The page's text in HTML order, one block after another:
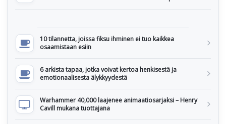
10 tilannetta, joissa fiksu ihminen ei tuo kaikkea
osaamistaan esiin
6 arkista tapaa, jotka voivat kertoa henkisestä ja
emotionaalisesta älykkyydestä
Warhammer 40,000 laajenee animaatiosarjaksi – Henry
Cavill mukana tuottajana